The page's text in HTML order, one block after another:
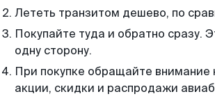
Лететь транзитом дешево, по
Покупайте туда и обратно
одну сторону.
При покупке обращайте
акции, скидки и распродажи